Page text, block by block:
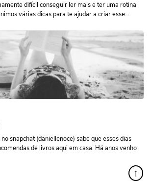
difícil conseguir ler mais e ter uma rotina
várias dicas para te ajudar a criar esse...
snapchat (daniellenoce) sabe que esses dias
de livros aqui em casa. Há anos venho
↑